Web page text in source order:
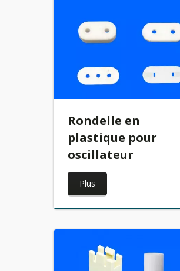
Rondelle en
plastique pour
oscillateur
Plus